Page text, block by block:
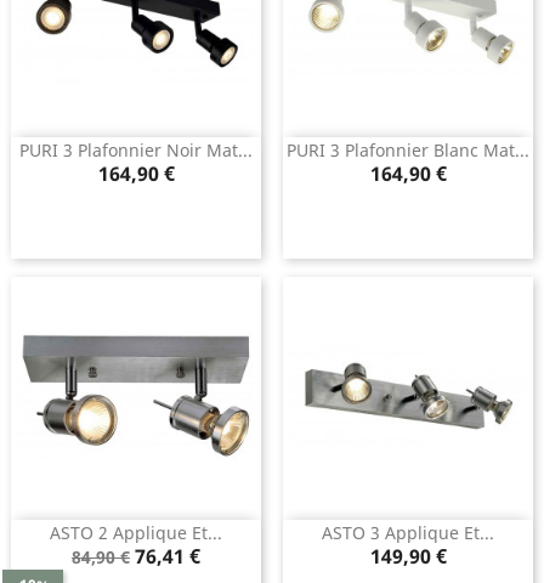
PURI 3 Plafonnier Noir Mat...
Prix
164,90 €
PURI 3 Plafonnier Blanc Mat...
Prix
164,90 €
ASTO 2 Applique Et...
Prix
84,90 € Prix
76,41 €
ASTO 3 Applique Et...
Prix
149,90 €